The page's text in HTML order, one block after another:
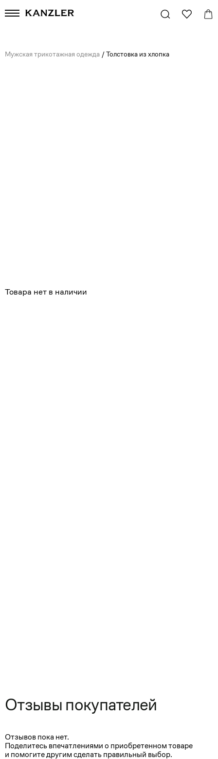
Мужская трикотажная одежда /Толстовка из хлопка
Товара нет в наличии
Отзывы покупателей
Отзывов пока нет.
Поделитесь впечатлениями о приобретенном товаре
и помогите другим сделать правильный выбор.